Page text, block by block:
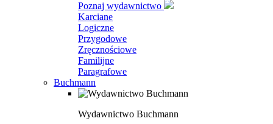
Poznaj wydawnictwo
Karciane
Logiczne
Przygodowe
Zręcznościowe
Familijne
Paragrafowe
Buchmann
Wydawnictwo Buchmann